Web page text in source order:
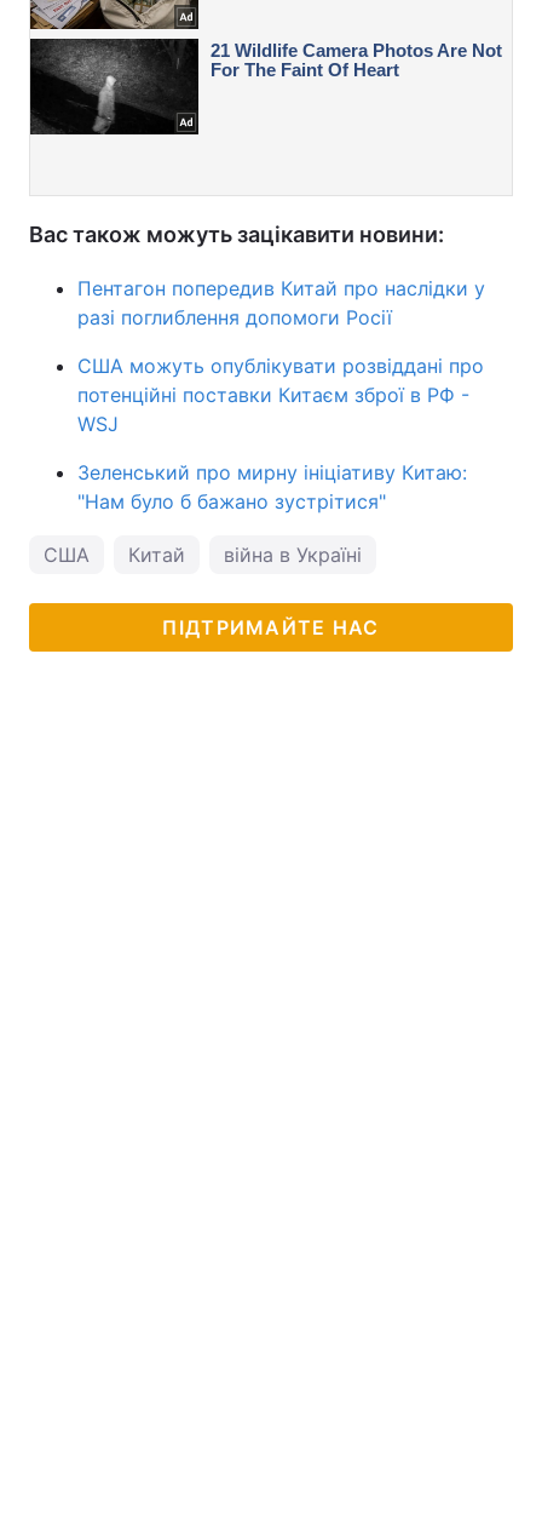
Вас також можуть зацікавити новини:
Пентагон попередив Китай про наслідки у
разі поглиблення допомоги Росії
США можуть опублікувати розвіддані про
потенційні поставки Китаєм зброї в РФ -
WSJ
Зеленський про мирну ініціативу Китаю:
"Нам було б бажано зустрітися"
США Китай війна в Україні
ПІДТРИМАЙТЕ НАС